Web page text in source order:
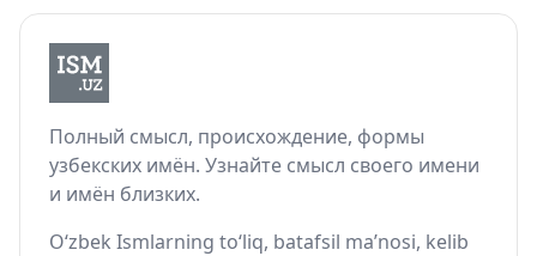
Полный смысл, происхождение, формы
узбекских имён. Узнайте смысл своего имени
и имён близких.
O‘zbek Ismlarning to‘liq, batafsil ma’nosi, kelib